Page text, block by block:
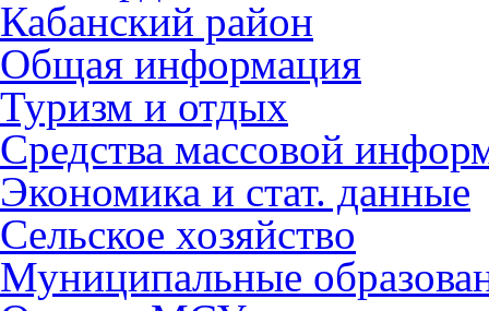
Кабанский район
Общая информация
Туризм и отдых
Средства массовой
Экономика и стат. данные
Сельское хозяйство
Муниципальные